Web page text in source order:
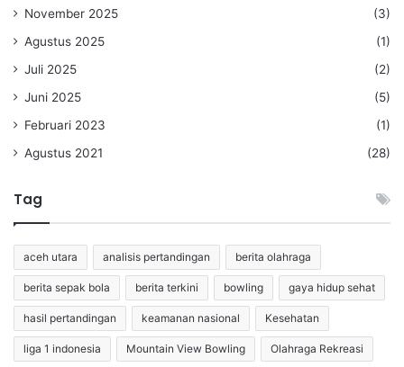
November 2025
(3)
Agustus 2025
(1)
Juli 2025
(2)
Juni 2025
(5)
Februari 2023
(1)
Agustus 2021
(28)
Tag
aceh utara analisis pertandingan berita olahraga
berita sepak bola berita terkini bowling gaya hidup sehat
hasil pertandingan keamanan nasional Kesehatan
liga 1 indonesia Mountain View Bowling Olahraga Rekreasi